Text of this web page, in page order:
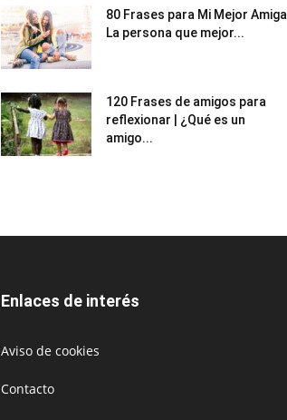
80 Frases para Mi Mejor Amiga |
La persona que mejor...
120 Frases de amigos para
reflexionar | ¿Qué es un
amigo...
Enlaces de interés
Aviso de cookies
Contacto